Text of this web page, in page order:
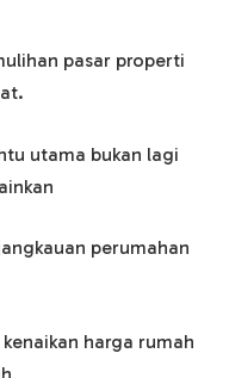
pasar properti
utama bukan lagi
perumahan
harga rumah